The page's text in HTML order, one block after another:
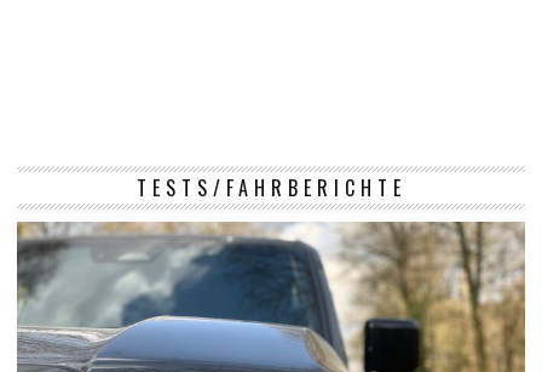
TESTS/FAHRBERICHTE